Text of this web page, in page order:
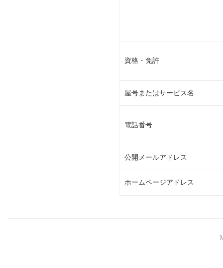
資格・免許
屋号またはサービス名
電話番号
公開メールアドレス
ホームページアドレス